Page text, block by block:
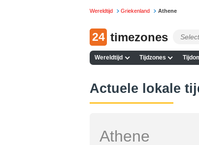
Wereldtijd Griekenland Athene
24 timezones
Wereldtijd Tijdzones
Actuele lokale
Athene